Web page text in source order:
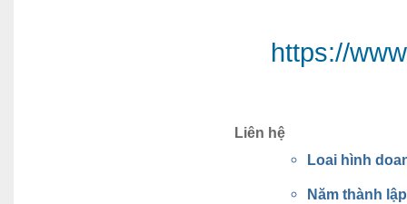
https://
Liên hệ
Loai hình
Năm thành